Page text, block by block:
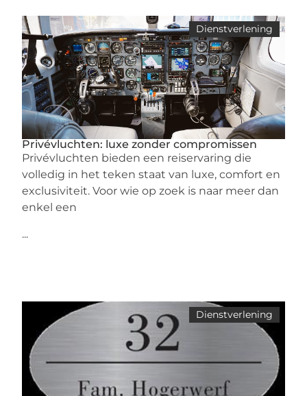
Dienstverlening
Privévluchten: luxe zonder compromissen
Privévluchten bieden een reiservaring die
volledig in het teken staat van luxe, comfort en
exclusiviteit. Voor wie op zoek is naar meer dan
enkel een
...
Dienstverlening